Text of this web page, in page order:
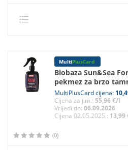
MultiPlusCard
Biobaza Sun&Sea
pekmez za brzo
MultiPlusCard cijena:
Cijena za j.m.:55,96 €/l
Vrijedi do:06.09.2026
Cijena 02.05.2025.:
(0)